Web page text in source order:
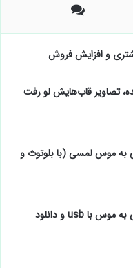
و افزایش فروش
به موس لمسی (با بلوتوث و
3 روش تبدیل گوشی به موس با usb و دانلود